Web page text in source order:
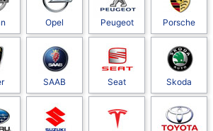
Opel Peugeot Porsche
SAAB Seat Skoda